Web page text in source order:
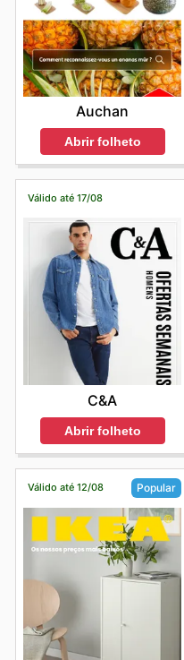
Auchan
Abrir folheto
Válido até 17/08
C&A
Abrir folheto
Válido até 12/08 Popular